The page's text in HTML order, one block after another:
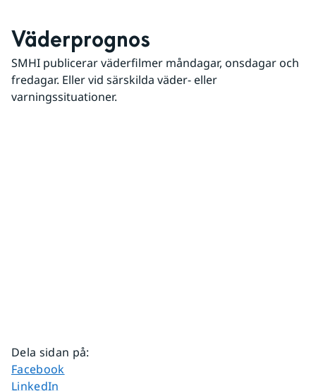
Väderprognos
SMHI publicerar väderfilmer måndagar, onsdagar och
fredagar. Eller vid särskilda väder- eller
varningssituationer.
Dela sidan på:
Dela sidan på
Facebook
Dela sidan på
LinkedIn